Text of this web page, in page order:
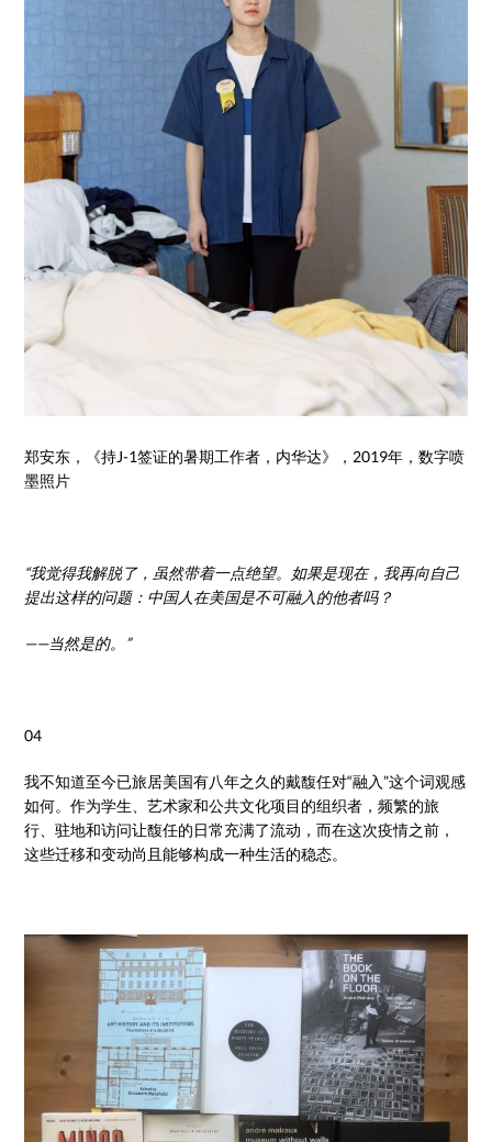
郑安东，《持J-1签证的暑期工作者，内华达》，2019年，数字喷
墨照片
“我觉得我解脱了，虽然带着一点绝望。如果是现在，我再向自己
提出这样的问题：中国人在美国是不可融入的他者吗？
——当然是的。”
04
我不知道至今已旅居美国有八年之久的戴馥任对“融入”这个词观感
如何。作为学生、艺术家和公共文化项目的组织者，频繁的旅
行、驻地和访问让馥任的日常充满了流动，而在这次疫情之前，
这些迁移和变动尚且能够构成一种生活的稳态。